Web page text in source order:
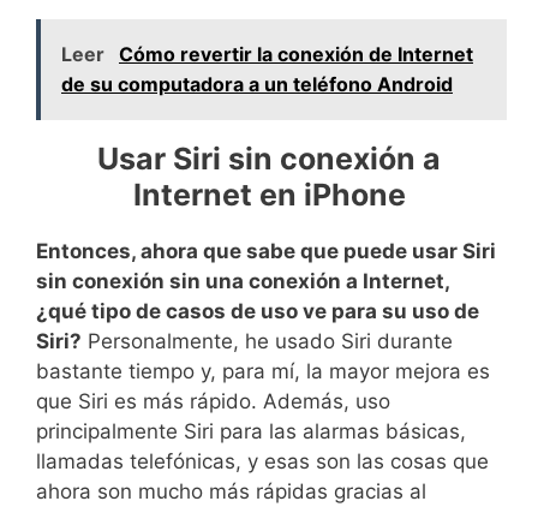
Leer Cómo revertir la conexión de Internet
de su computadora a un teléfono Android
Usar Siri sin conexión a
Internet en iPhone
Entonces, ahora que sabe que puede usar Siri
sin conexión sin una conexión a Internet,
¿qué tipo de casos de uso ve para su uso de
Siri? Personalmente, he usado Siri durante
bastante tiempo y, para mí, la mayor mejora es
que Siri es más rápido. Además, uso
principalmente Siri para las alarmas básicas,
llamadas telefónicas, y esas son las cosas que
ahora son mucho más rápidas gracias al